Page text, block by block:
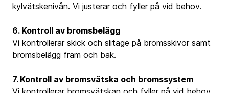
kylvätskenivån. Vi justerar och fyller på vid behov.
6. Kontroll av bromsbelägg
Vi kontrollerar skick och slitage på bromsskivor samt
bromsbelägg fram och bak.
7. Kontroll av bromsvätska och bromssystem